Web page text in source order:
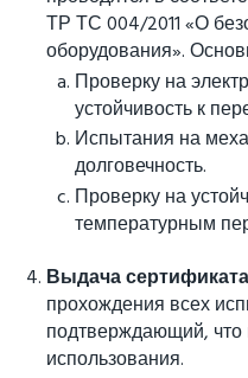
ТР ТС 004/2011 «О
оборудования».
Проверку на
устойчивость к
Испытания на
долговечность.
Проверку на
температурным
Выдача
прохождения всех
подтверждающий,
использования.